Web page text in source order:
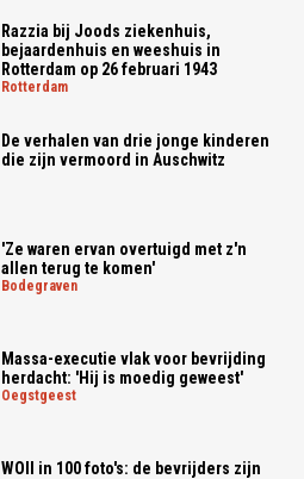
Razzia bij Joods ziekenhuis,
bejaardenhuis en weeshuis in
Rotterdam op 26 februari 1943
rotterdam
De verhalen van drie jonge kinderen
die zijn vermoord in Auschwitz
'Ze waren ervan overtuigd met z'n
allen terug te komen'
bodegraven
Massa-executie vlak voor bevrijding
herdacht: 'Hij is moedig geweest'
oegstgeest
WOII in 100 foto's: de bevrijders zijn